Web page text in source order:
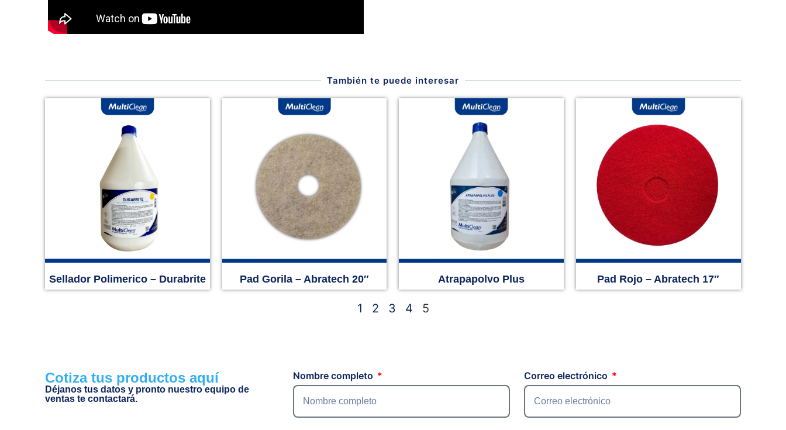
También te puede interesar
Sellador Polimerico – Durabrite Pad Gorila – Abratech 20″ Atrapapolvo Plus Pad Rojo – Abratech 17″
1 2 3 4 5
Cotiza tus productos aquí
Déjanos tus datos y pronto nuestro equipo de
ventas te contactará.
Nombre completo Correo electrónico